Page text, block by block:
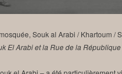
Souk al Arabi / Khartoum /
El Arabi et la Rue de la